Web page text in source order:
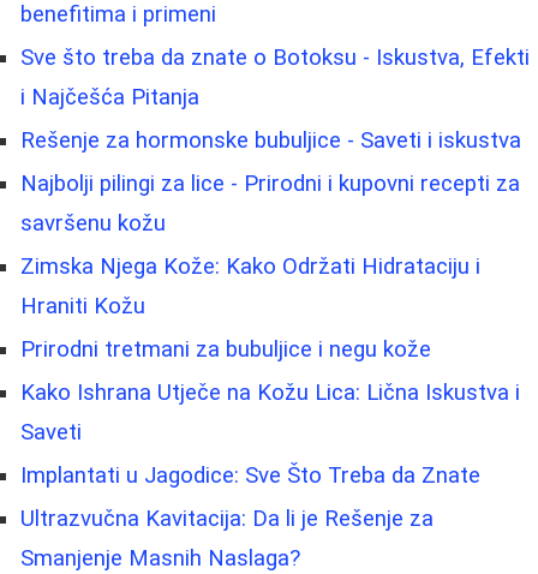
benefitima i primeni
Sve što treba da znate o Botoksu - Iskustva, Efekti
i Najčešća Pitanja
Rešenje za hormonske bubuljice - Saveti i iskustva
Najbolji pilingi za lice - Prirodni i kupovni recepti za
savršenu kožu
Zimska Njega Kože: Kako Održati Hidrataciju i
Hraniti Kožu
Prirodni tretmani za bubuljice i negu kože
Kako Ishrana Utječe na Kožu Lica: Lična Iskustva i
Saveti
Implantati u Jagodice: Sve Što Treba da Znate
Ultrazvučna Kavitacija: Da li je Rešenje za
Smanjenje Masnih Naslaga?